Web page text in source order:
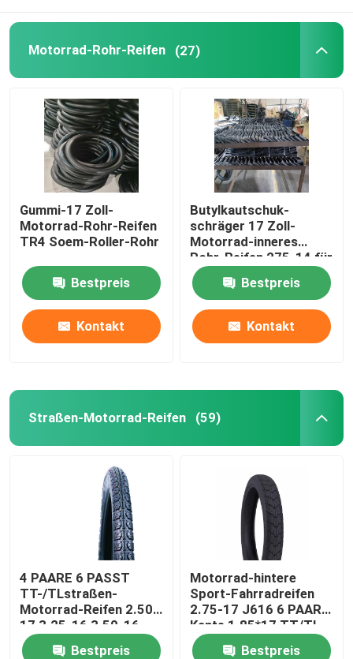
Motorrad-Rohr-Reifen (27)
Gummi-17 Zoll-
Motorrad-Rohr-Reifen
TR4 Soem-Roller-Rohr
Bestpreis
Kontakt
Butylkautschuk-
schräger 17 Zoll-
Motorrad-inneres
Rohr-Reifen 275-14 für
Dreirad
Bestpreis
Kontakt
Straßen-Motorrad-Reifen (59)
4 PAARE 6 PASST
TT-/TLstraßen-
Motorrad-Reifen 2.50-
17 3.25-16 3.50-16
J607 zusammen
Bestpreis
Motorrad-hintere
Sport-Fahrradreifen
2.75-17 J616 6 PAARE
Kante 1.85*17 TT/TL
47P
Bestpreis